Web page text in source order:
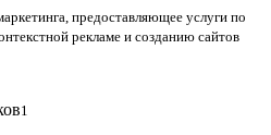
предоставляющее услуги по
рекламе и созданию сайтов
1